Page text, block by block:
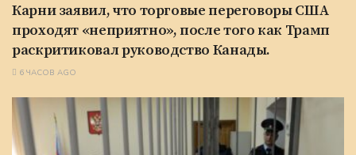
Карни заявил, что торговые переговоры США
проходят «неприятно», после того как Трамп
раскритиковал руководство Канады.
6 ЧАСОВ AGO